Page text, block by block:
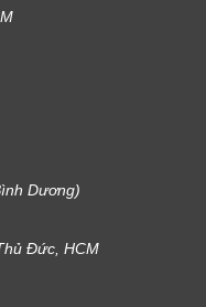
Dương)
Đức, HCM